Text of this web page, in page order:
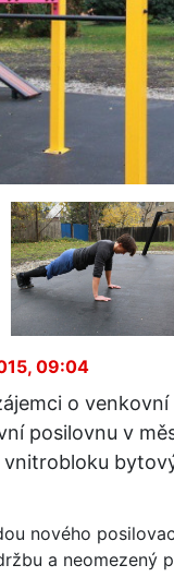
09:04
o
posilovnu v
nového
a neomezený